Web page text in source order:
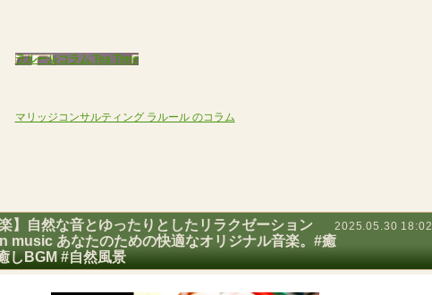
ラルールコラム Tea Time
マリッジコンサルティング ラルール のコラム
楽】自然な音とゆったりとしたリラクゼーション
music あなたのための快適なオリジナル音楽。#癒
しBGM #自然風景
2025.05.30 18:02